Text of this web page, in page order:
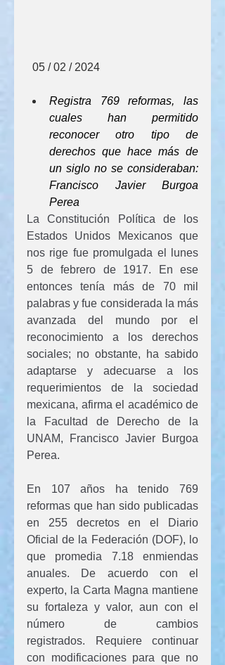
  05 / 02 / 2024
Registra 769 reformas, las
cuales han permitido
reconocer otro tipo de
derechos que hace más de
un siglo no se consideraban:
Francisco Javier Burgoa
Perea
La Constitución Política de los
Estados Unidos Mexicanos que
nos rige fue promulgada el lunes
5 de febrero de 1917. En ese
entonces tenía más de 70 mil
palabras y fue considerada la más
avanzada del mundo por el
reconocimiento a los derechos
sociales; no obstante, ha sabido
adaptarse y adecuarse a los
requerimientos de la sociedad
mexicana, afirma el académico de
la Facultad de Derecho de la
UNAM, Francisco Javier Burgoa
Perea.
En 107 años ha tenido 769
reformas que han sido publicadas
en 255 decretos en el Diario
Oficial de la Federación (DOF), lo
que promedia 7.18 enmiendas
anuales. De acuerdo con el
experto, la Carta Magna mantiene
su fortaleza y valor, aun con el
número de cambios
registrados. Requiere continuar
con modificaciones para que no